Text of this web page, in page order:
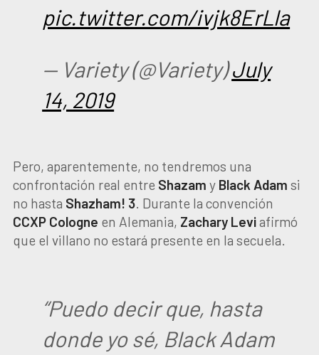
pic.twitter.com/ivjk8ErLla
— Variety (@Variety)July
14, 2019
Pero, aparentemente, no tendremos una
confrontación real entre Shazam y Black Adam si
no hasta Shazham! 3. Durante la convención
CCXP Cologne en Alemania, Zachary Leviafirmó
que el villano no estará presente en la secuela.
“Puedo decir que, hasta
donde yo sé, Black Adam